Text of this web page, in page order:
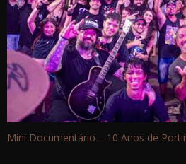
Mini Documentário – 10 Anos de